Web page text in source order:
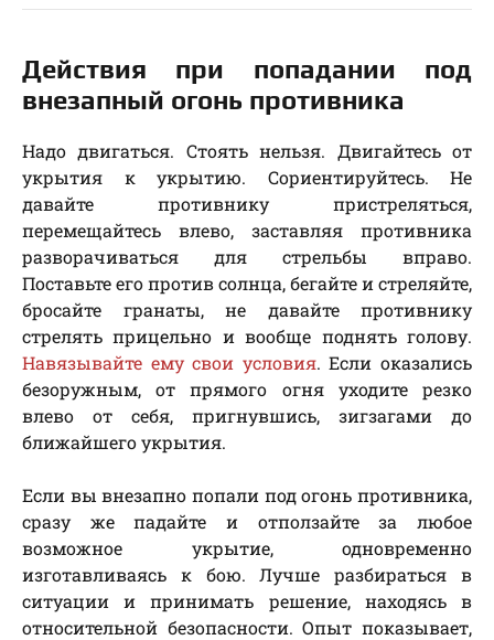
Действия при попадании под
внезапный огонь противника
Надо двигаться. Стоять нельзя. Двигайтесь от
укрытия к укрытию. Сориентируйтесь. Не
давайте противнику пристреляться,
перемещайтесь влево, заставляя противника
разворачиваться для стрельбы вправо.
Поставьте его против солнца, бегайте и стреляйте,
бросайте гранаты, не давайте противнику
стрелять прицельно и вообще поднять голову.
Навязывайте ему свои условия. Если оказались
безоружным, от прямого огня уходите резко
влево от себя, пригнувшись, зигзагами до
ближайшего укрытия.
Если вы внезапно попали под огонь противника,
сразу же падайте и отползайте за любое
возможное укрытие, одновременно
изготавливаясь к бою. Лучше разбираться в
ситуации и принимать решение, находясь в
относительной безопасности. Опыт показывает,